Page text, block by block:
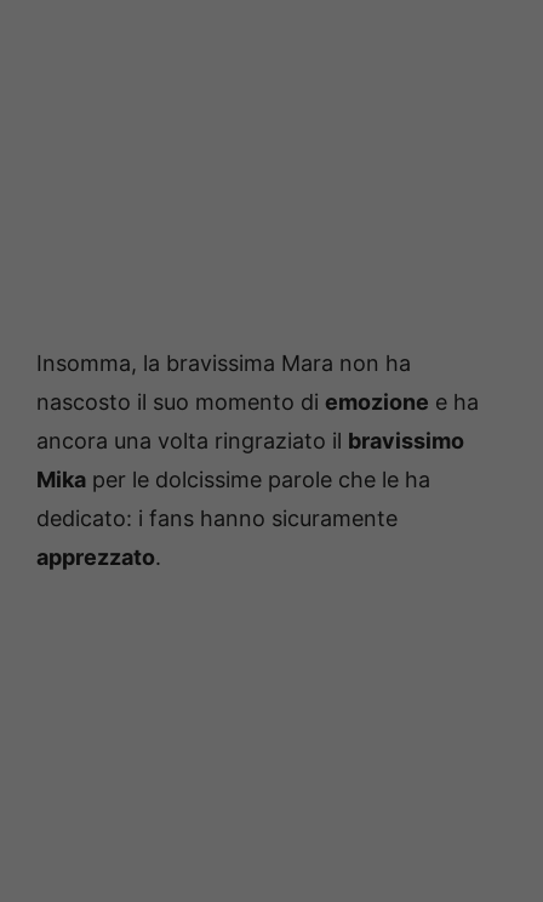
Insomma, la bravissima Mara non ha
nascosto il suo momento di emozione e ha
ancora una volta ringraziato il bravissimo
Mika per le dolcissime parole che le ha
dedicato: i fans hanno sicuramente
apprezzato.